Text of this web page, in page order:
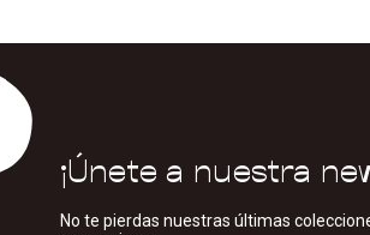
¡Únete a nuestra
No te pierdas nuestras últimas